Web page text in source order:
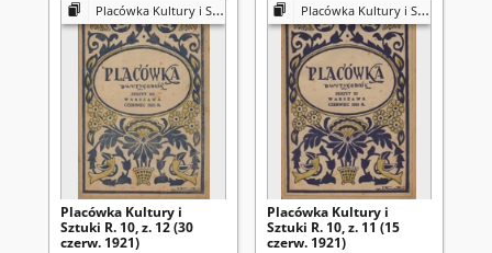
Placówka Kultury i Sztuki
Placówka Kultury i
Sztuki R. 10, z. 12 (30
czerw. 1921)
Placówka Kultury i Sztuki
Placówka Kultury i
Sztuki R. 10, z. 11 (15
czerw. 1921)